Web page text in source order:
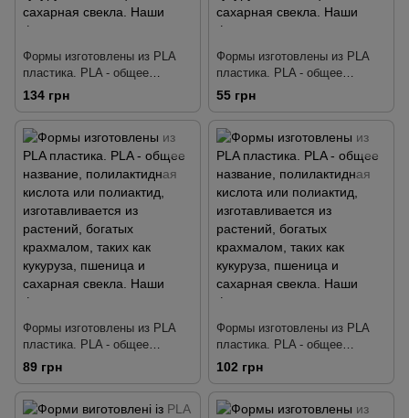
Формы изготовлены из PLA
пластика. PLA - общее
название, полилактидная
кислота или полиактид,
изготавливается из растений,
богатых крахмалом, таких как
кукуруза, пшеница и сахарная
свекла. Наши формы
тщательно разработаны так,
134 грн
Формы изготовлены из PLA
пластика. PLA - общее
название, полилактидная
кислота или полиактид,
изготавливается из растений,
богатых крахмалом, таких как
кукуруза, пшеница и сахарная
свекла. Наши формы
тщательно разработаны так,
55 грн
Формы изготовлены из PLA
пластика. PLA - общее
название, полилактидная
кислота или полиактид,
изготавливается из растений,
богатых крахмалом, таких как
89 грн
Формы изготовлены из PLA
пластика. PLA - общее
название, полилактидная
кислота или полиактид,
изготавливается из растений,
богатых крахмалом, таких как
102 грн